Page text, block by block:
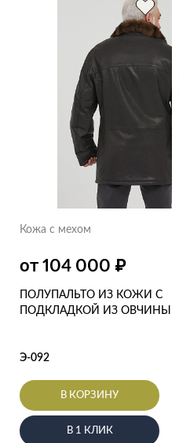
Кожа с мехом
от 104 000 ₽
ПОЛУПАЛЬТО ИЗ КОЖИ С
ПОДКЛАДКОЙ ИЗ ОВЧИНЫ
Э-092
В КОРЗИНУ
В 1 КЛИК